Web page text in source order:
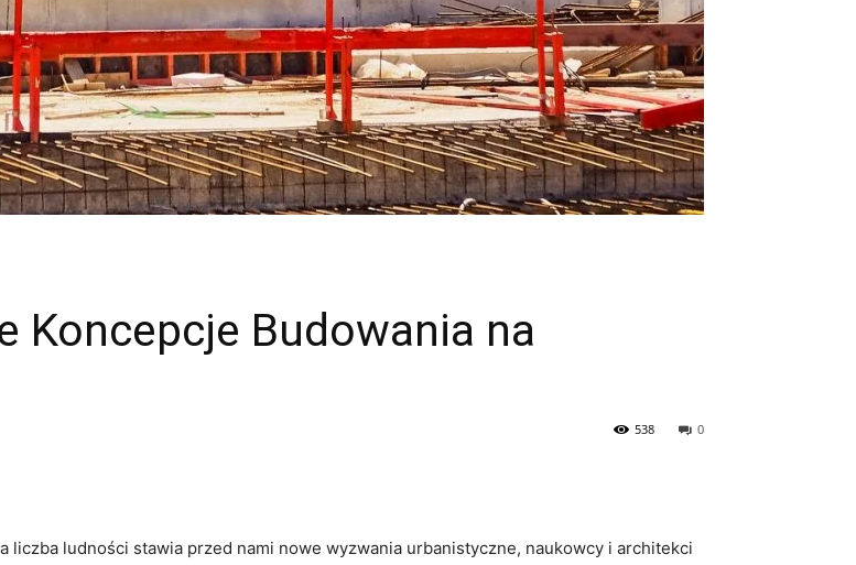
Koncepcje Budowania na
0
538
‌liczba ludności stawia przed nami nowe wyzwania urbanistyczne, naukowcy i architekci